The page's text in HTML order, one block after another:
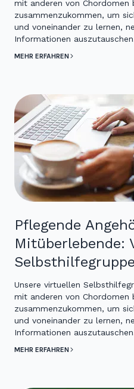
mit anderen von Chordomen
zusammenzukommen, um
und voneinander zu lernen,
Informationen
MEHR ERFAHREN
Pflegende
Mitüberlebende:
Selbsthilfegruppe
Unsere virtuellen
mit anderen von Chordomen
zusammenzukommen, um
und voneinander zu lernen,
Informationen
MEHR ERFAHREN